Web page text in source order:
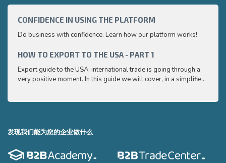
CONFIDENCE IN USING THE PLATFORM
Do business with confidence. Learn how our platform works!
HOW TO EXPORT TO THE USA - PART 1
Export guide to the USA: international trade is going through a
very positive moment. In this guide we will cover, in a simplified
to
发现我们能为您的企业做什么